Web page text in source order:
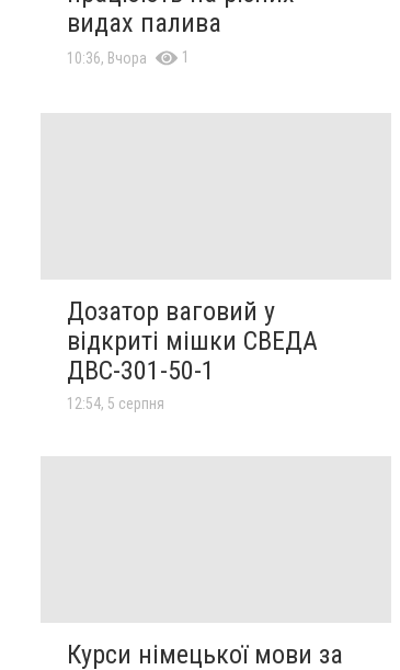
видах палива
10:36, Вчора 1
Дозатор ваговий у
відкриті мішки СВЕДА
ДВС-301-50-1
12:54, 5 серпня
Курси німецької мови за